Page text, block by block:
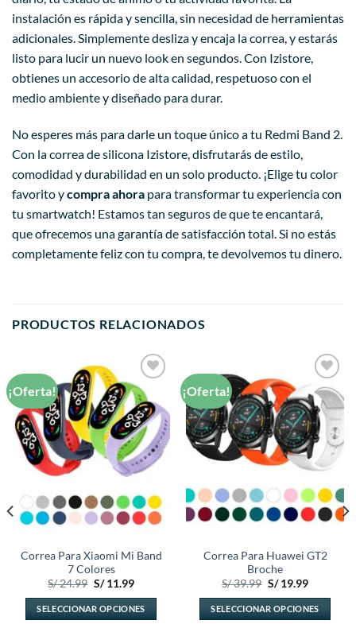
instalación es rápida y sencilla, sin necesidad de herramientas
adicionales. Simplemente desliza y encaja la correa, y estarás
listo para lucir un nuevo look en segundos. Con Izistore,
obtienes un accesorio de alta calidad, respetuoso con el
medio ambiente y diseñado para durar.
No esperes más para darle un toque único a tu Redmi Band 2.
Con la correa de silicona Izistore, disfrutarás de estilo,
comodidad y durabilidad en un solo producto. ¡Elige tu color
favorito ycompra ahora para transformar tu experiencia con
tu smartwatch! Estamos tan seguros de que te encantará,
que ofrecemos una garantía de satisfacción total. Si no estás
completamente feliz con tu compra, te devolvemos tu dinero.
PRODUCTOS RELACIONADOS
¡Oferta!
Añadir
a la
lista de
deseos
Correa Para Xiaomi Mi Band
7 Colores
S/24.99 El
original
era:
S/ 24.99.
S/11.99El
actual
es:
S/ 11.99.
SELECCIONAR OPCIONES
¡Oferta!
Añadir
a la
lista de
deseos
Correa Para Huawei GT2
Broche
S/39.99 El
original
era:
S/ 39.99.
S/19.99El
actual
es:
S/ 19.99.
SELECCIONAR OPCIONES